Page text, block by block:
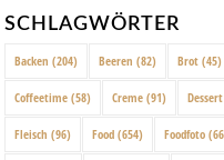
SCHLAGWÖRTER
Backen (204) Beeren (82) Brot (45)
Coffeetime (58) Creme (91) Dessert
Fleisch (96) Food (654) Foodfoto